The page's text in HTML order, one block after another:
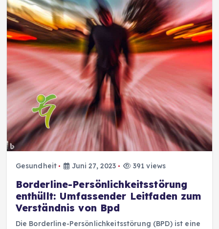
Gesundheit Juni 27, 2023 391 views
Borderline-Persönlichkeitsstörung
enthüllt: Umfassender Leitfaden zum
Verständnis von Bpd
Die Borderline-Persönlichkeitsstörung (BPD) ist eine